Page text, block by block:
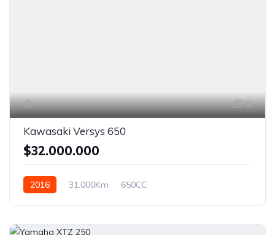
9
Kawasaki Versys 650
$32.000.000
2016 31.000Km 650CC